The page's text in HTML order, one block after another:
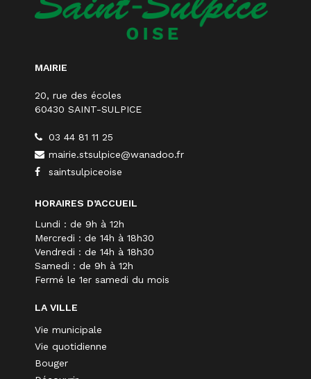
MAIRIE
20, rue des écoles
60430 SAINT-SULPICE
03 44 81 11 25
mairie.stsulpice@wanadoo.fr
saintsulpiceoise
HORAIRES D’ACCUEIL
Lundi : de 9h à 12h
Mercredi : de 14h à 18h30
Vendredi : de 14h à 18h30
Samedi : de 9h à 12h
Fermé le 1er samedi du mois
LA VILLE
Vie municipale
Vie quotidienne
Bouger